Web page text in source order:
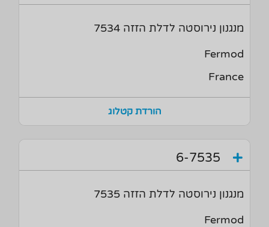
מנגנון נירוסטה לדלת הזזה 7534
Fermod
France
הורדת קטלוג
6-7535
מנגנון נירוסטה לדלת הזזה 7535
Fermod